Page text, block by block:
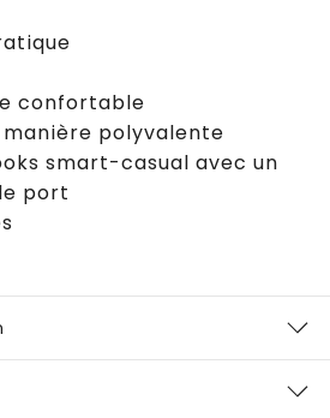
confortable
polyvalente
smart-casual avec un
port